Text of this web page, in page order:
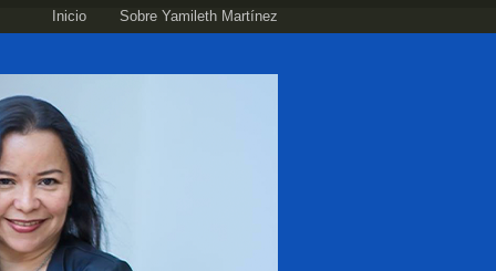
Inicio Sobre Yamileth Martínez